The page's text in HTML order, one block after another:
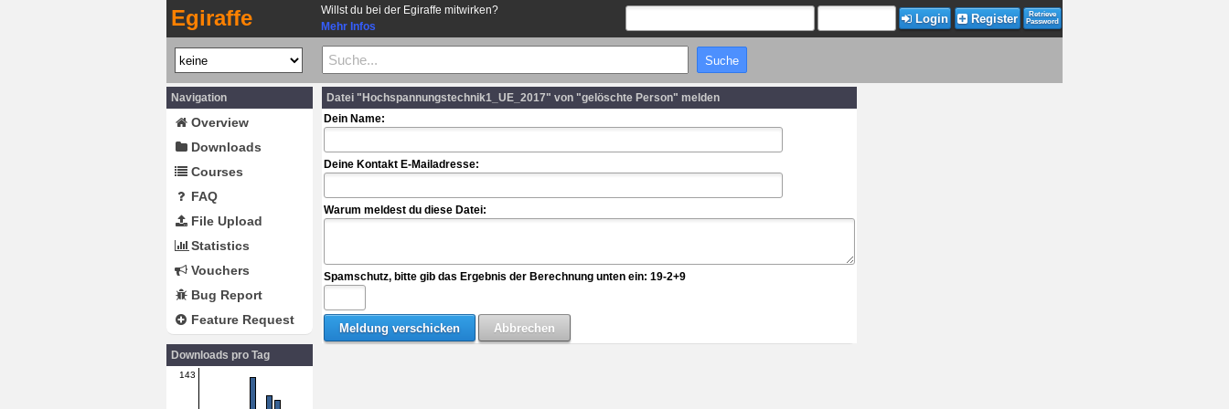
Egiraffe
Willst du bei der Egiraffe mitwirken?
Mehr Infos
Login Register
Retrieve
Password
Navigation
Overview
Downloads
Courses
FAQ
File Upload
Statistics
Vouchers
Bug Report
Feature Request
Downloads pro Tag
143
Datei "Hochspannungstechnik1_UE_2017" von "gelöschte Person" melden
Dein Name:
Deine Kontakt E-Mailadresse:
Warum meldest du diese Datei:
Spamschutz, bitte gib das Ergebnis der Berechnung unten ein: 19-2+9